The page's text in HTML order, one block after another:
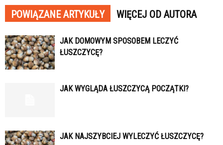
POWIĄZANE ARTYKUŁY WIĘCEJ OD AUTORA
JAK DOMOWYM SPOSOBEM LECZYĆ
ŁUSZCZYCĘ?
JAK WYGLĄDA ŁUSZCZYCĄ POCZĄTKI?
JAK NAJSZYBCIEJ WYLECZYĆ ŁUSZCZYCĘ?